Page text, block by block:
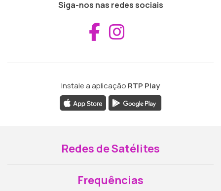
Siga-nos nas redes sociais
Aceder ao
Instale a aplicação RTP Play
Redes de Satélites
Frequências